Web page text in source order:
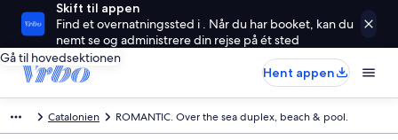
Skift til appen
Find et overnatningssted i . Når du har booket, kan du
nemt se og administrere din rejse på ét sted
Gå til hovedsektionen
Hent appen
Catalonien ROMANTIC. Over the sea duplex, beach & pool.